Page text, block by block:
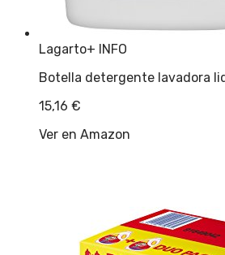
Lagarto+ INFO
Botella detergente lavadora
15,16 €
Ver en Amazon